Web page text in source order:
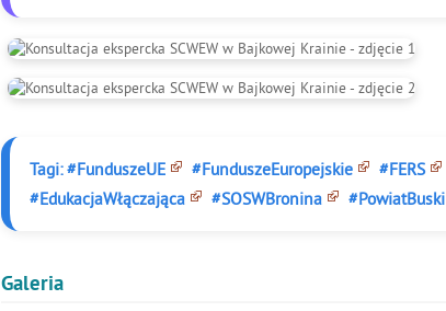
Tagi: #FunduszeUE #FunduszeEuropejskie #FERS
#EdukacjaWłączająca
#SOSWBronina #PowiatBuski
Galeria